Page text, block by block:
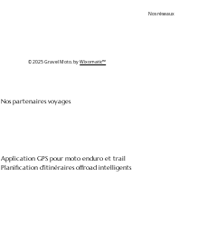
Nos partenaires voyages
Application GPS pour moto enduro et trail
Planification d'itinéraires offroad intelligents
© 2025 Gravel Moto. byWixomatic™
Nos réseaux